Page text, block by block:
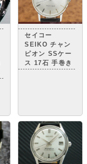
セイコー
SEIKO チャン
ピオン SSケー
ス 17石 手巻き